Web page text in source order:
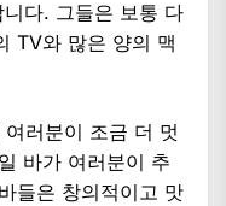
다. 그들은 보통 다
TV와 많은 양의 맥
러분이 조금 더 멋
바가 여러분이 추
들은 창의적이고 맛